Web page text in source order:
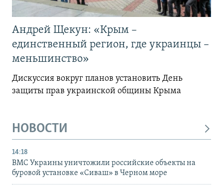
Андрей Щекун: «Крым –
единственный регион, где украинцы –
меньшинство»
Дискуссия вокруг планов установить День
защиты прав украинской общины Крыма
НОВОСТИ
14:18
ВМС Украины уничтожили российские объекты на
буровой установке «Сиваш» в Черном море